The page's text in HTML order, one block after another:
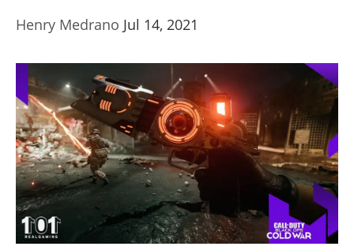
Henry Medrano Jul 14, 2021